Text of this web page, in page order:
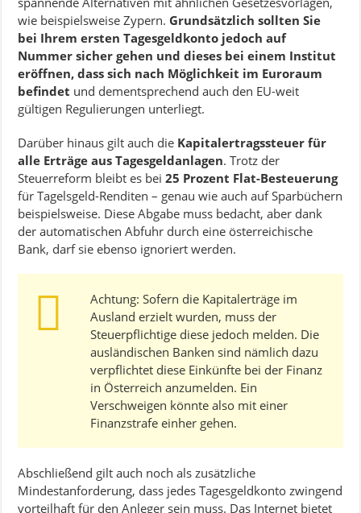
wie beispielsweise Zypern. Grundsätzlich sollten Sie
bei Ihrem ersten Tagesgeldkonto jedoch auf
Nummer sicher gehen und dieses bei einem Institut
eröffnen, dass sich nach Möglichkeit im Euroraum
befindet und dementsprechend auch den EU-weit
gültigen Regulierungen unterliegt.
Darüber hinaus gilt auch die Kapitalertragssteuer für
alle Erträge aus Tagesgeldanlagen. Trotz der
Steuerreform bleibt es bei25 Prozent Flat-Besteuerung
für Tagelsgeld-Renditen – genau wie auch auf Sparbüchern
beispielsweise. Diese Abgabe muss bedacht, aber dank
der automatischen Abfuhr durch eine österreichische
Bank, darf sie ebenso ignoriert werden.
Achtung: Sofern die Kapitalerträge im
Ausland erzielt wurden, muss der
Steuerpflichtige diese jedoch melden. Die
ausländischen Banken sind nämlich dazu
verpflichtet diese Einkünfte bei der Finanz
in Österreich anzumelden. Ein
Verschweigen könnte also mit einer
Finanzstrafe einher gehen.
Abschließend gilt auch noch als zusätzliche
Mindestanforderung, dass jedes Tagesgeldkonto zwingend
vorteilhaft für den Anleger sein muss. Das Internet bietet